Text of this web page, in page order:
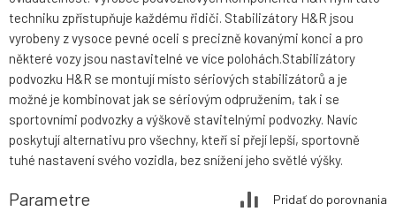
techniku zpřístupňuje každému řidiči. Stabilizátory H&R jsou
vyrobeny z vysoce pevné oceli s precizně kovanými konci a pro
některé vozy jsou nastavitelné ve více polohách.Stabilizátory
podvozku H&R se montují místo sériových stabilizátorů a je
možné je kombinovat jak se sériovým odpružením, tak i se
sportovními podvozky a výškově stavitelnými podvozky. Navíc
poskytují alternativu pro všechny, kteří si přejí lepší, sportovně
tuhé nastavení svého vozidla, bez snížení jeho světlé výšky.
Parametre Pridať do porovnania